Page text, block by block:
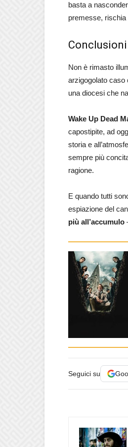
basta a
premesse,
Non è rimasto
arzigogolato caso
una diocesi che
Wake Up Dead
capostipite, ad
storia e
sempre più
ragione.
E quando tutti
espiazione del
più all’accumulo
Seguici su